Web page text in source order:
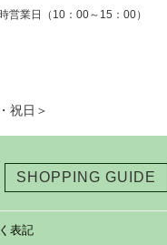
営業日（10：00～15：00）
祝日＞
SHOPPING GUIDE
表記